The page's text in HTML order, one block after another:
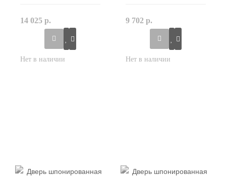
14 025 р. 9 702 р.